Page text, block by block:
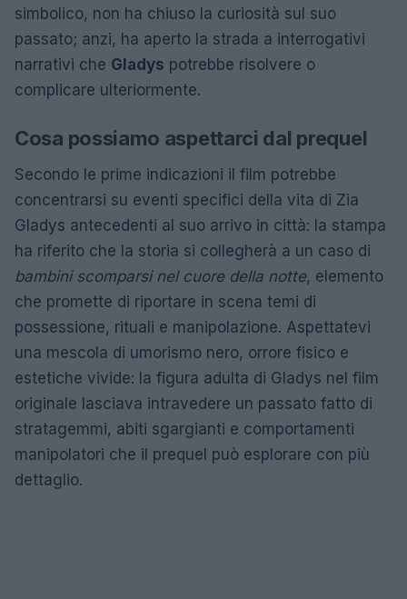
simbolico, non ha chiuso la curiosità sul suo
passato; anzi, ha aperto la strada a interrogativi
narrativi che Gladys potrebbe risolvere o
complicare ulteriormente.
Cosa possiamo aspettarci dal prequel
Secondo le prime indicazioni il film potrebbe
concentrarsi su eventi specifici della vita di Zia
Gladys antecedenti al suo arrivo in città: la stampa
ha riferito che la storia si collegherà a un caso di
bambini scomparsi nel cuore della notte, elemento
che promette di riportare in scena temi di
possessione, rituali e manipolazione. Aspettatevi
una mescola di umorismo nero, orrore fisico e
estetiche vivide: la figura adulta di Gladys nel film
originale lasciava intravedere un passato fatto di
stratagemmi, abiti sgargianti e comportamenti
manipolatori che il prequel può esplorare con più
dettaglio.